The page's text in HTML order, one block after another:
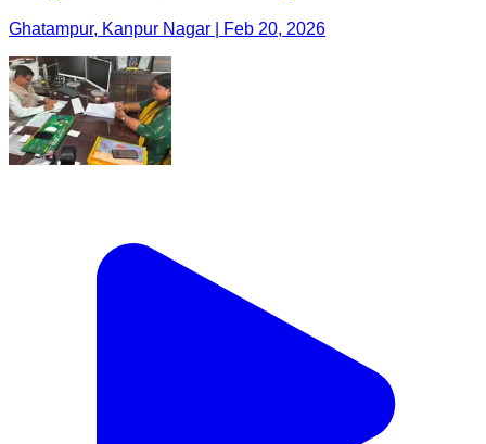
Ghatampur, Kanpur Nagar | Feb 20, 2026